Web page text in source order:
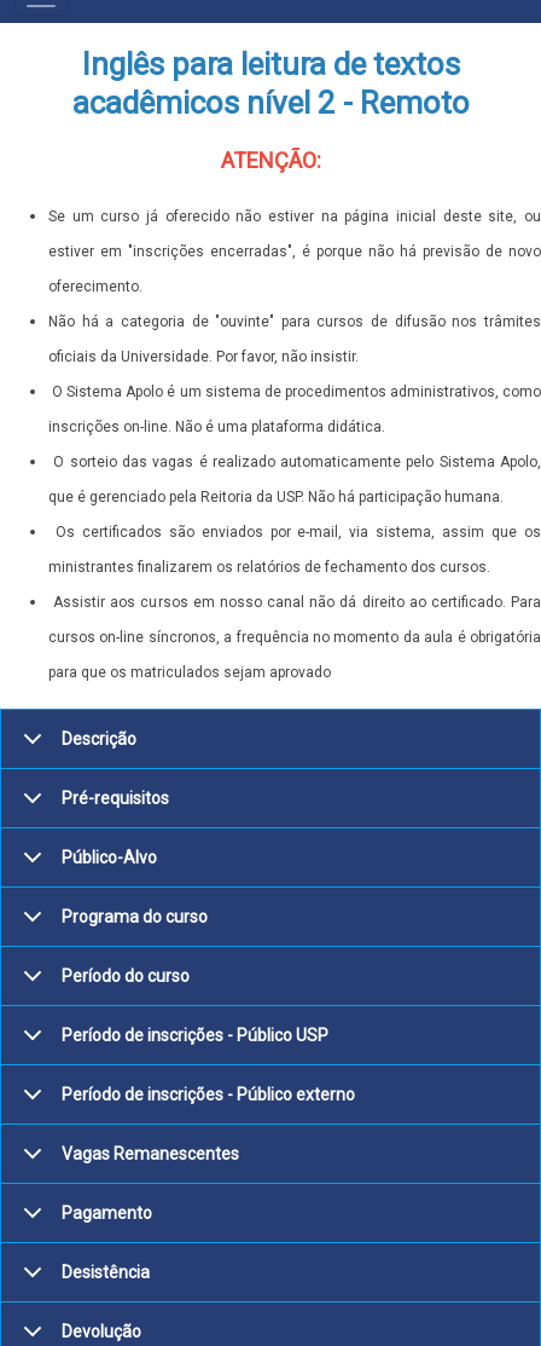
PRIMÁRIO
Inglês para leitura de textos
acadêmicos nível 2 - Remoto
ATENÇÃO:
Se um curso já oferecido não estiver na página inicial deste site, ou
estiver em "inscrições encerradas", é porque não há previsão de novo
oferecimento.
Não há a categoria de "ouvinte" para cursos de difusão nos trâmites
oficiais da Universidade. Por favor, não insistir.
O Sistema Apolo é um sistema de procedimentos administrativos, como
inscrições on-line. Não é uma plataforma didática.
O sorteio das vagas é realizado automaticamente pelo Sistema Apolo,
que é gerenciado pela Reitoria da USP. Não há participação humana.
Os certificados são enviados por e-mail, via sistema, assim que os
ministrantes finalizarem os relatórios de fechamento dos cursos.
Assistir aos cursos em nosso canal não dá direito ao certificado. Para
cursos on-line síncronos, a frequência no momento da aula é obrigatória
para que os matriculados sejam aprovado
Descrição
Pré-requisitos
Público-Alvo
Programa do curso
Período do curso
Período de inscrições - Público USP
Período de inscrições - Público externo
Vagas Remanescentes
Pagamento
Desistência
Devolução